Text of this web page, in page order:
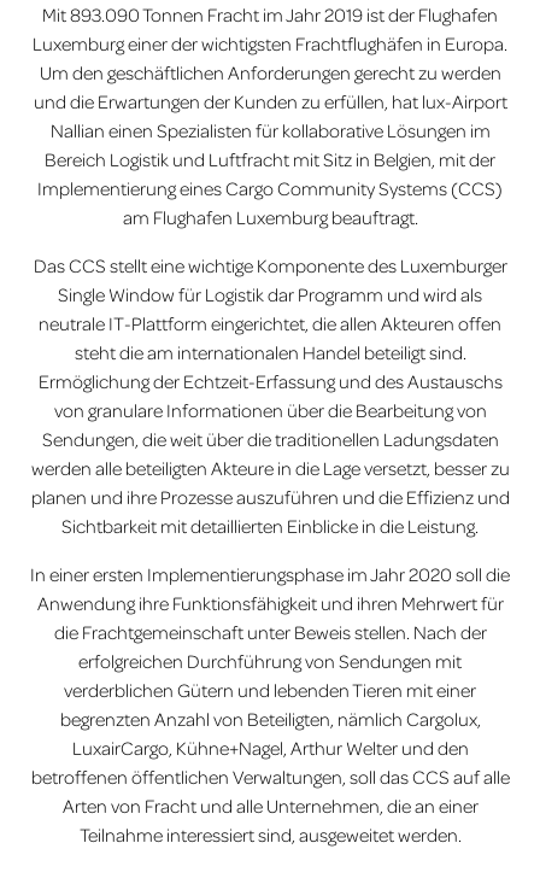
Mit 893.090 Tonnen Fracht im Jahr 2019 ist der Flughafen
Luxemburg einer der wichtigsten Frachtflughäfen in Europa.
Um den geschäftlichen Anforderungen gerecht zu werden
und die Erwartungen der Kunden zu erfüllen, hat lux-Airport
Nallian einen Spezialisten für kollaborative Lösungen im
Bereich Logistik und Luftfracht mit Sitz in Belgien, mit der
Implementierung eines Cargo Community Systems (CCS)
am Flughafen Luxemburg beauftragt.
Das CCS stellt eine wichtige Komponente des Luxemburger
Single Window für Logistik dar Programm und wird als
neutrale IT-Plattform eingerichtet, die allen Akteuren offen
steht die am internationalen Handel beteiligt sind.
Ermöglichung der Echtzeit-Erfassung und des Austauschs
von granulare Informationen über die Bearbeitung von
Sendungen, die weit über die traditionellen Ladungsdaten
werden alle beteiligten Akteure in die Lage versetzt, besser zu
planen und ihre Prozesse auszuführen und die Effizienz und
Sichtbarkeit mit detaillierten Einblicke in die Leistung.
In einer ersten Implementierungsphase im Jahr 2020 soll die
Anwendung ihre Funktionsfähigkeit und ihren Mehrwert für
die Frachtgemeinschaft unter Beweis stellen. Nach der
erfolgreichen Durchführung von Sendungen mit
verderblichen Gütern und lebendenTieren mit einer
begrenzten Anzahl von Beteiligten, nämlich Cargolux,
LuxairCargo, Kühne+Nagel, Arthur Welter und den
betroffenen öffentlichen Verwaltungen, soll das CCS auf alle
Arten von Fracht und alle Unternehmen, die an einer
Teilnahme interessiert sind, ausgeweitet werden.